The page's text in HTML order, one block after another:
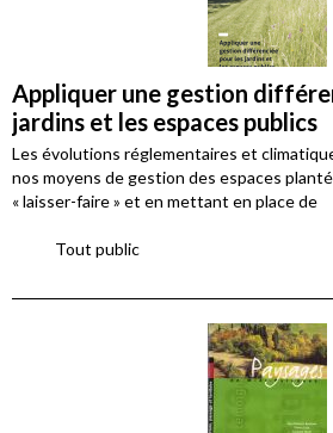
Appliquer une gestion
jardins et les espaces publics
Les évolutions réglementaires et
nos moyens de gestion des espaces
« laisser-faire » et en mettant en place de
Tout public